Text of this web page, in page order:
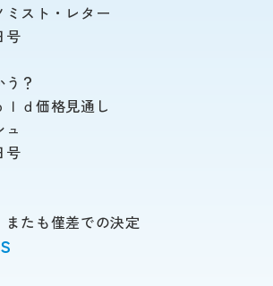
スト・レター
号
？
ｄ価格見通し
号
またも僅差での決定